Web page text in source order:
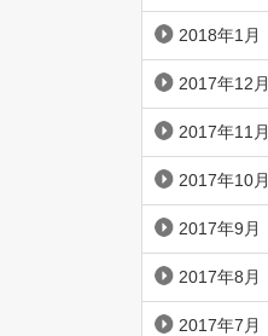
2018年1月
2017年12月
2017年11月
2017年10月
2017年9月
2017年8月
2017年7月